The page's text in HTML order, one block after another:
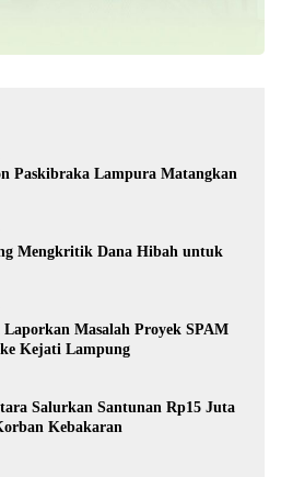
Paskibraka Lampura Matangkan
Mengkritik Dana Hibah untuk
Masalah Proyek SPAM
Kejati Lampung
Salurkan Santunan Rp15 Juta
Kebakaran